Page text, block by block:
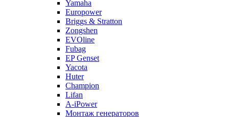
Yamaha
Europower
Briggs & Stratton
Zongshen
EVOline
Fubag
EP Genset
Yacota
Huter
Champion
Lifan
A-iPower
Монтаж генераторов